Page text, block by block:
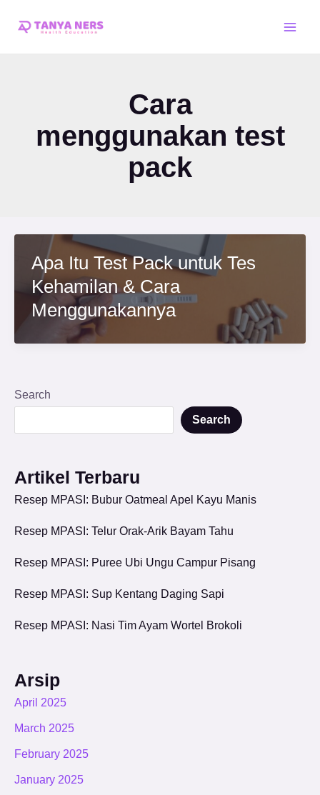
Cara
menggunakan test
pack
Apa Itu Test Pack untuk Tes
Kehamilan & Cara
Menggunakannya
Search
Search
Artikel Terbaru
Resep MPASI: Bubur Oatmeal Apel Kayu Manis
Resep MPASI: Telur Orak-Arik Bayam Tahu
Resep MPASI: Puree Ubi Ungu Campur Pisang
Resep MPASI: Sup Kentang Daging Sapi
Resep MPASI: Nasi Tim Ayam Wortel Brokoli
Arsip
April 2025
March 2025
February 2025
January 2025